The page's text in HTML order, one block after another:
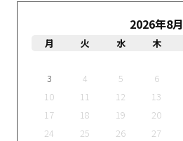
2026年8月
月 火 水 木
3
4 5 6
10
11 12 13
17
18 19 20
24
25 26 27